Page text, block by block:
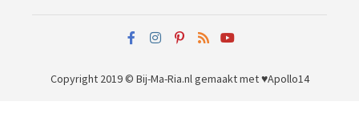
Copyright 2019 © Bij-Ma-Ria.nlgemaakt met ♥Apollo14